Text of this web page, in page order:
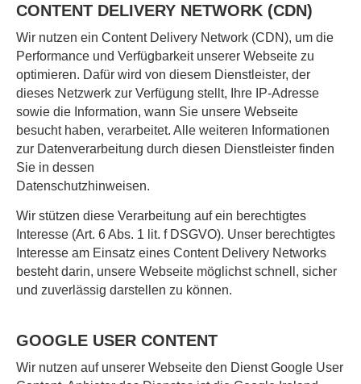
CONTENT DELIVERY NETWORK (CDN)
Wir nutzen ein Content Delivery Network (CDN), um die
Performance und Verfügbarkeit unserer Webseite zu
optimieren. Dafür wird von diesem Dienstleister, der
dieses Netzwerk zur Verfügung stellt, Ihre IP-Adresse
sowie die Information, wann Sie unsere Webseite
besucht haben, verarbeitet. Alle weiteren Informationen
zur Datenverarbeitung durch diesen Dienstleister finden
Sie in dessen
Datenschutzhinweisen.
Wir stützen diese Verarbeitung auf ein berechtigtes
Interesse (Art. 6 Abs. 1 lit. f DSGVO). Unser berechtigtes
Interesse am Einsatz eines Content Delivery Networks
besteht darin, unsere Webseite möglichst schnell, sicher
und zuverlässig darstellen zu können.
GOOGLE USER CONTENT
Wir nutzen auf unserer Webseite den Dienst Google User